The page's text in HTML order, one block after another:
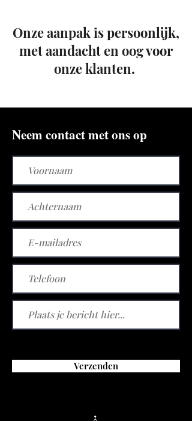
Onze aanpak is persoonlijk,
met aandacht en oog voor
onze klanten.
Neem contact met ons op
Verzenden